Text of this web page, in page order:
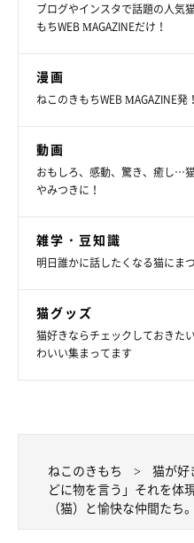
ブログやインスタで話題の人気
もちWEB MAGAZINEだけ！
漫画
ねこのきもちWEB MAGAZINE
動画
おもしろ、感動、驚き、癒し…
やみつきに！
雑学・豆知識
明日誰かに話したくなる猫にま
猫グッズ
猫好きならチェックしておきた
わいい集まってます
ねこのきもち 猫が好
どに物を言う」それを
（猫）と愉快な仲間た